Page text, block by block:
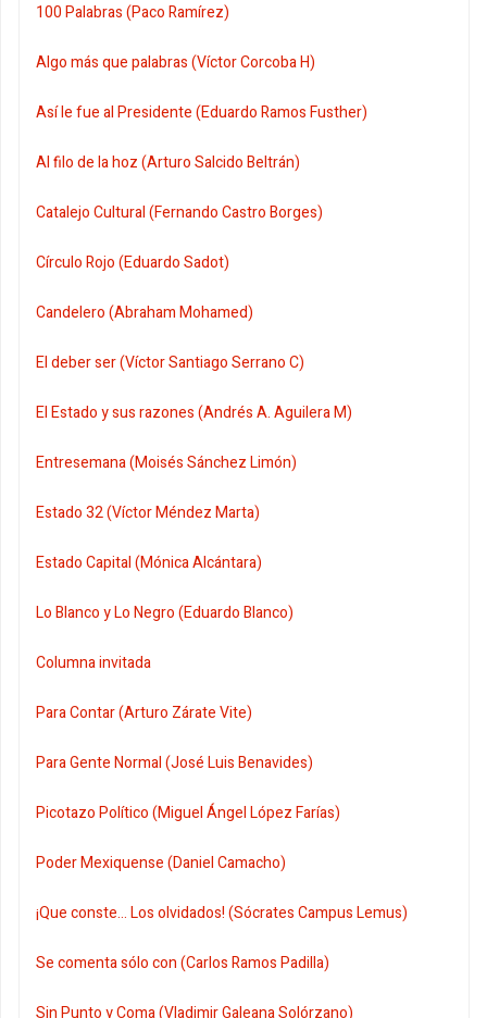
100 Palabras (Paco Ramírez)
Algo más que palabras (Víctor Corcoba H)
Así le fue al Presidente (Eduardo Ramos Fusther)
Al filo de la hoz (Arturo Salcido Beltrán)
Catalejo Cultural (Fernando Castro Borges)
Círculo Rojo (Eduardo Sadot)
Candelero (Abraham Mohamed)
El deber ser (Víctor Santiago Serrano C)
El Estado y sus razones (Andrés A. Aguilera M)
Entresemana (Moisés Sánchez Limón)
Estado 32 (Víctor Méndez Marta)
Estado Capital (Mónica Alcántara)
Lo Blanco y Lo Negro (Eduardo Blanco)
Columna invitada
Para Contar (Arturo Zárate Vite)
Para Gente Normal (José Luis Benavides)
Picotazo Político (Miguel Ángel López Farías)
Poder Mexiquense (Daniel Camacho)
¡Que conste... Los olvidados! (Sócrates Campus Lemus)
Se comenta sólo con (Carlos Ramos Padilla)
Sin Punto y Coma (Vladimir Galeana Solórzano)